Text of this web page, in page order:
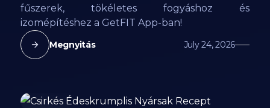
fűszerek, tökéletes fogyáshoz és
izomépítéshez a GetFIT App-ban!
Megnyitás July 24, 2026